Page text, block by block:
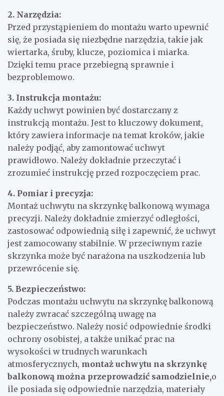
2. Narzędzia:
Przed przystąpieniem do montażu warto upewnić
się, że posiada się niezbędne narzędzia, takie jak
wiertarka, śruby, klucze, poziomica i miarka.
Dzięki temu prace przebiegną sprawnie i
bezproblemowo.
3. Instrukcja montażu:
Każdy uchwyt powinien być dostarczany z
instrukcją montażu. Jest to kluczowy dokument,
który zawiera informacje na temat kroków, jakie
należy podjąć, aby zamontować uchwyt
prawidłowo. Należy dokładnie przeczytać i
zrozumieć instrukcję przed rozpoczęciem prac.
4. Pomiar i precyzja:
Montaż uchwytu na skrzynkę balkonową wymaga
precyzji. Należy dokładnie zmierzyć odległości,
zastosować odpowiednią siłę i zapewnić, że uchwyt
jest zamocowany stabilnie. W przeciwnym razie
skrzynka może być narażona na uszkodzenia lub
przewrócenie się.
5. Bezpieczeństwo:
Podczas montażu uchwytu na skrzynkę balkonową
należy zwracać szczególną uwagę na
bezpieczeństwo. Należy nosić odpowiednie środki
ochrony osobistej, a także unikać prac na
wysokości w trudnych warunkach
atmosferycznych, montaż uchwytu na skrzynkę
balkonową można przeprowadzić samodzielnie,o
ile posiada się odpowiednie narzędzia, materiały